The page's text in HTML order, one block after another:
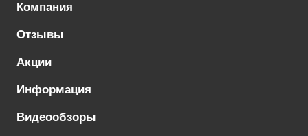
Компания
Отзывы
Акции
Информация
Видеообзоры